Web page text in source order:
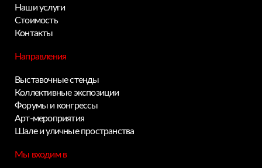
Наши услуги
Стоимость
Контакты
Направления
Выставочные стенды
Коллективные экспозиции
Форумы и конгрессы
Арт-мероприятия
Шале и уличные пространства
Мы входим в